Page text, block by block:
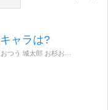
ャラは?
月斎 吉岡 拳法 吉岡清十郎 吉岡伝七郎 植田良平